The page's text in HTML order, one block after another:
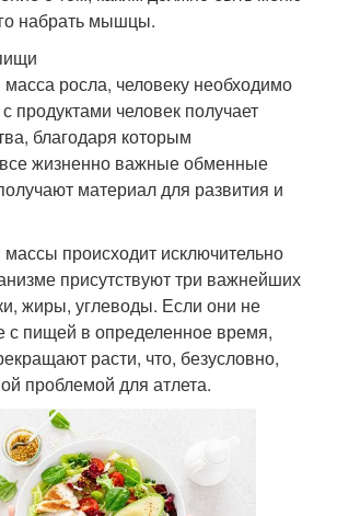
набрать мышцы.
росла, человеку необходимо
продуктами человек получает
благодаря которым
жизненно важные обменные
материал для развития и
происходит исключительно
присутствуют три важнейших
жиры, углеводы. Если они не
с пищей в определенное время,
расти, что, безусловно,
проблемой для атлета.